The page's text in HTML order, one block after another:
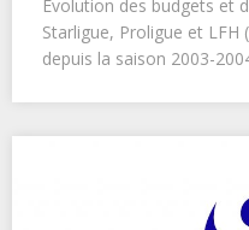
Evolution des budgets et
Starligue, Proligue et LFH
depuis la saison 2003-